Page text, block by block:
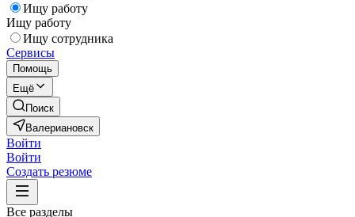
Ищу работу
Ищу работу
Ищу сотрудника
Сервисы
Помощь
Ещё
Поиск
Валериановск
Войти
Войти
Создать резюме
Все разделы